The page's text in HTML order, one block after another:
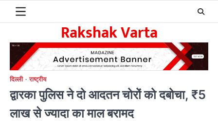
Rakshak Varta
दिल्ली राष्ट्रीय
द्वारका पुलिस ने दो आदतन चोरों को दबोचा, ₹5
लाख से ज्यादा का माल बरामद